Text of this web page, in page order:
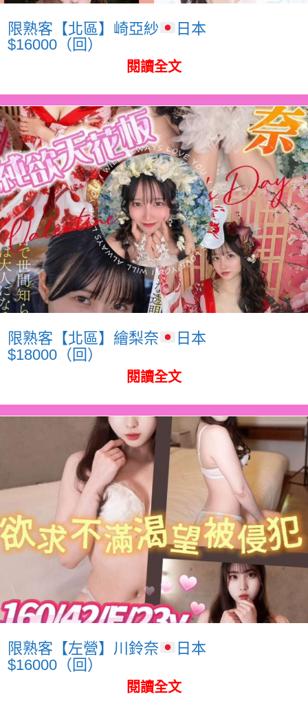
限熟客【北區】崎亞紗
日本
$16000（回）
閱讀全文
限熟客【北區】繪梨奈
日本
$18000（回）
閱讀全文
限熟客【左營】川鈴奈
日本
$16000（回）
閱讀全文